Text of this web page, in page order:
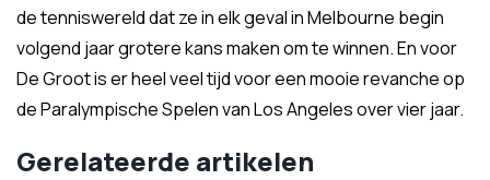
de tenniswereld dat ze in elk geval in Melbourne begin
volgend jaar grotere kans maken om te winnen. En voor
De Groot is er heel veel tijd voor een mooie revanche op
de Paralympische Spelen van Los Angeles over vier jaar.
Gerelateerde artikelen